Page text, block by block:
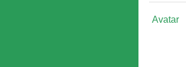
Avatar